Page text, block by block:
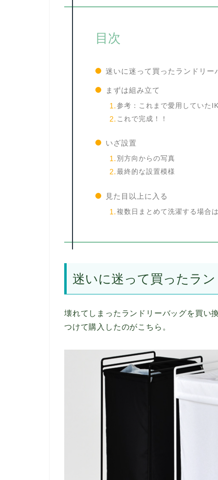
目次
迷いに迷って買ったランドリー
まずは組み立て
参考：これまで愛用していた
これで完成！！
いざ設置
別方向からの写真
最終的な設置模様
見た目以上に入る
複数日まとめて洗濯する場合
迷いに迷って買ったラ
壊れてしまったランドリーバッグを買い
つけて購入したのがこちら。